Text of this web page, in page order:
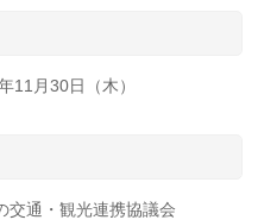
11月30日（木）
交通・観光連携協議会